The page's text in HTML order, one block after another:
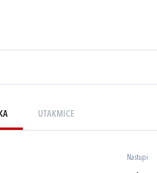
UTAKMICE
Nastupi